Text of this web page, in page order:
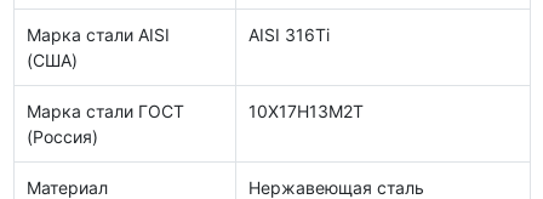
Марка стали AISI
(США)
AISI 316Ti
Марка стали ГОСТ
(Россия)
10Х17Н13М2Т
Материал Нержавеющая сталь